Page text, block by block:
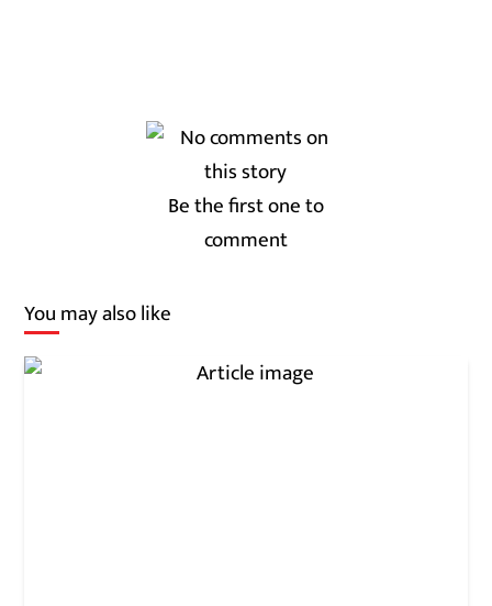
Be the first one to
comment
You may also like